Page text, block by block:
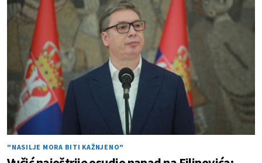
"NASILJE MORA BITI KAŽNJENO"